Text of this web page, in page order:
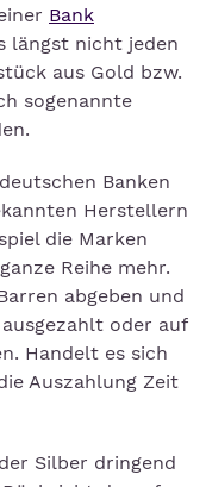
Bank
längst nicht jeden
aus Gold bzw.
sogenannte
Banken
Herstellern
die Marken
Reihe mehr.
abgeben und
oder auf
Handelt es sich
Auszahlung Zeit
Silber dringend